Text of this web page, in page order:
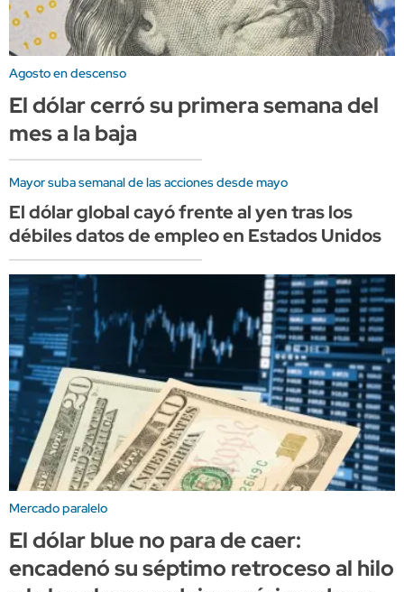
Agosto en descenso
El dólar cerró su primera semana del
mes a la baja
Mayor suba semanal de las acciones desde mayo
El dólar global cayó frente al yen tras los
débiles datos de empleo en Estados Unidos
Mercado paralelo
El dólar blue no para de caer:
encadenó su séptimo retroceso al hilo